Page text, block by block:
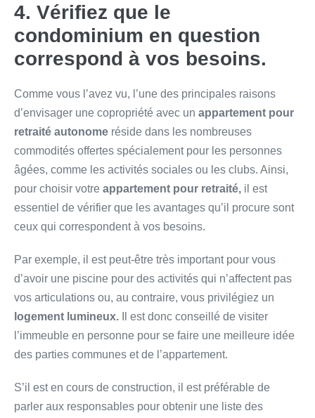
4. Vérifiez que le
condominium en question
correspond à vos besoins.
Comme vous l’avez vu, l’une des principales raisons
d’envisager une copropriété avec un appartement pour
retraité autonome réside dans les nombreuses
commodités offertes spécialement pour les personnes
âgées, comme les activités sociales ou les clubs. Ainsi,
pour choisir votre appartement pour retraité, il est
essentiel de vérifier que les avantages qu’il procure sont
ceux qui correspondent à vos besoins.
Par exemple, il est peut-être très important pour vous
d’avoir une piscine pour des activités qui n’affectent pas
vos articulations ou, au contraire, vous privilégiez un
logement lumineux.
Il est donc conseillé de visiter
l’immeuble en personne pour se faire une meilleure idée
des parties communes et de l’appartement.
S’il est en cours de construction, il est préférable de
parler aux responsables pour obtenir une liste des